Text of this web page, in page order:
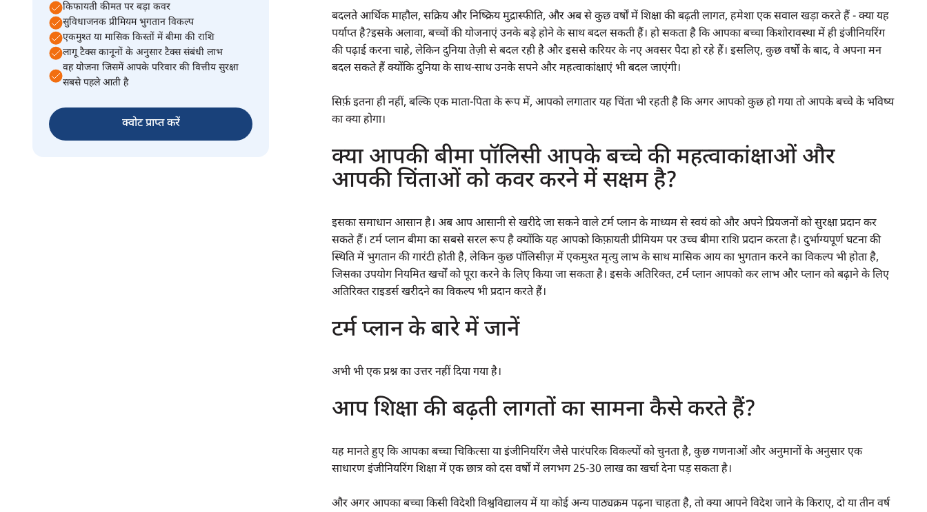
किफायती कीमत पर बड़ा कवर
सुविधाजनक प्रीमियम भुगतान विकल्प
एकमुश्त या मासिक किस्तों में बीमा की राशि
लागू टैक्स कानूनों के अनुसार टैक्स संबंधी लाभ
वह योजना जिसमें आपके परिवार की वित्तीय सुरक्षा
सबसे पहले आती है
क्वोट प्राप्त करें
बदलते आर्थिक माहौल, सक्रिय और निष्क्रिय मुद्रास्फीति, और अब से कुछ वर्षों में शिक्षा की बढ़ती लागत, हमेशा एक सवाल खड़ा करते हैं - क्या यह
पर्याप्त है?इसके अलावा, बच्चों की योजनाएं उनके बड़े होने के साथ बदल सकती हैं। हो सकता है कि आपका बच्चा किशोरावस्था में ही इंजीनियरिंग
की पढ़ाई करना चाहे, लेकिन दुनिया तेज़ी से बदल रही है और इससे करियर के नए अवसर पैदा हो रहे हैं। इसलिए, कुछ वर्षों के बाद, वे अपना मन
बदल सकते हैं क्योंकि दुनिया के साथ-साथ उनके सपने और महत्वाकांक्षाएं भी बदल जाएंगी।
सिर्फ़ इतना ही नहीं, बल्कि एक माता-पिता के रूप में, आपको लगातार यह चिंता भी रहती है कि अगर आपको कुछ हो गया तो आपके बच्चे के भविष्य
का क्या होगा।
क्या आपकी बीमा पॉलिसी आपके बच्चे की महत्वाकांक्षाओं और
आपकी चिंताओं को कवर करने में सक्षम है?
इसका समाधान आसान है। अब आप आसानी से खरीदे जा सकने वाले टर्म प्लान के माध्यम से स्वयं को और अपने प्रियजनों को सुरक्षा प्रदान कर
सकते हैं। टर्म प्लान बीमा का सबसे सरल रूप है क्योंकि यह आपको किफ़ायती प्रीमियम पर उच्च बीमा राशि प्रदान करता है। दुर्भाग्यपूर्ण घटना की
स्थिति में भुगतान की गारंटी होती है, लेकिन कुछ पॉलिसीज़ में एकमुश्त मृत्यु लाभ के साथ मासिक आय का भुगतान करने का विकल्प भी होता है,
जिसका उपयोग नियमित खर्चों को पूरा करने के लिए किया जा सकता है। इसके अतिरिक्त, टर्म प्लान आपको कर लाभ और प्लान को बढ़ाने के लिए
अतिरिक्त राइडर्स खरीदने का विकल्प भी प्रदान करते हैं।
टर्म प्लान के बारे में जानें
अभी भी एक प्रश्न का उत्तर नहीं दिया गया है।
आप शिक्षा की बढ़ती लागतों का सामना कैसे करते हैं?
यह मानते हुए कि आपका बच्चा चिकित्सा या इंजीनियरिंग जैसे पारंपरिक विकल्पों को चुनता है, कुछ गणनाओं और अनुमानों के अनुसार एक
साधारण इंजीनियरिंग शिक्षा में एक छात्र को दस वर्षों में लगभग 25-30 लाख का खर्चा देना पड़ सकता है।
और अगर आपका बच्चा किसी विदेशी विश्वविद्यालय में या कोई अन्य पाठ्यक्रम पढ़ना चाहता है, तो क्या आपने विदेश जाने के किराए, दो या तीन वर्ष